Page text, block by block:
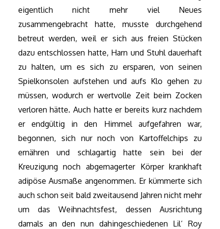
eigentlich nicht mehr viel Neues
zusammengebracht hatte, musste durchgehend
betreut werden, weil er sich aus freien Stücken
dazu entschlossen hatte, Harn und Stuhl dauerhaft
zu halten, um es sich zu ersparen, von seinen
Spielkonsolen aufstehen und aufs Klo gehen zu
müssen, wodurch er wertvolle Zeit beim Zocken
verloren hätte. Auch hatte er bereits kurz nachdem
er endgültig in den Himmel aufgefahren war,
begonnen, sich nur noch von Kartoffelchips zu
ernähren und schlagartig hatte sein bei der
Kreuzigung noch abgemagerter Körper krankhaft
adipöse Ausmaße angenommen. Er kümmerte sich
auch schon seit bald zweitausend Jahren nicht mehr
um das Weihnachtsfest, dessen Ausrichtung
damals an den nun dahingeschiedenen Lil‘ Roy